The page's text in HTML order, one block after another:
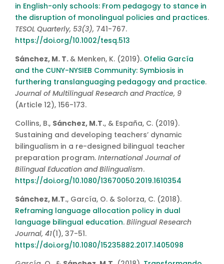
in English-only schools: From pedagogy to stance in
the disruption of monolingual policies and practices.
TESOL Quarterly, 53(3), 741-767.
https://doi.org/10.1002/tesq.513
Sánchez, M. T. & Menken, K. (2019). Ofelia García
and the CUNY-NYSIEB Community: Symbiosis in
furthering translanguaging pedagogy and practice.
Journal of Multilingual Research and Practice, 9
(Article 12), 156-173.
Collins, B., Sánchez, M.T., & España, C. (2019).
Sustaining and developing teachers’ dynamic
bilingualism in a re-designed bilingual teacher
preparation program. International Journal of
Bilingual Education and Bilingualism.
https://doi.org/10.1080/13670050.2019.1610354
Sánchez, M.T., García, O. & Solorza, C. (2018).
Reframing language allocation policy in dual
language bilingual education. Bilingual Research
Journal, 41(1), 37-51.
https://doi.org/10.1080/15235882.2017.1405098